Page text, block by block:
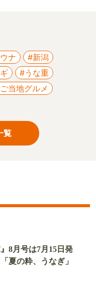
ナ
#新潟
#うな重
当地グルメ
覧
8月号は7月15日発
夏の粋、うなぎ」